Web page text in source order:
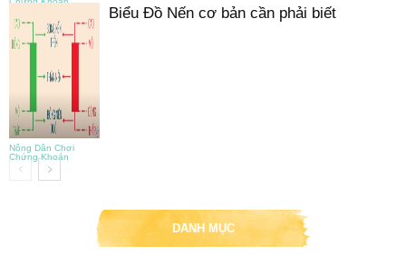
Nông Dân Chơi
Chứng Khoán
Biểu Đồ Nến cơ bản cần phải biết
DANH MỤC